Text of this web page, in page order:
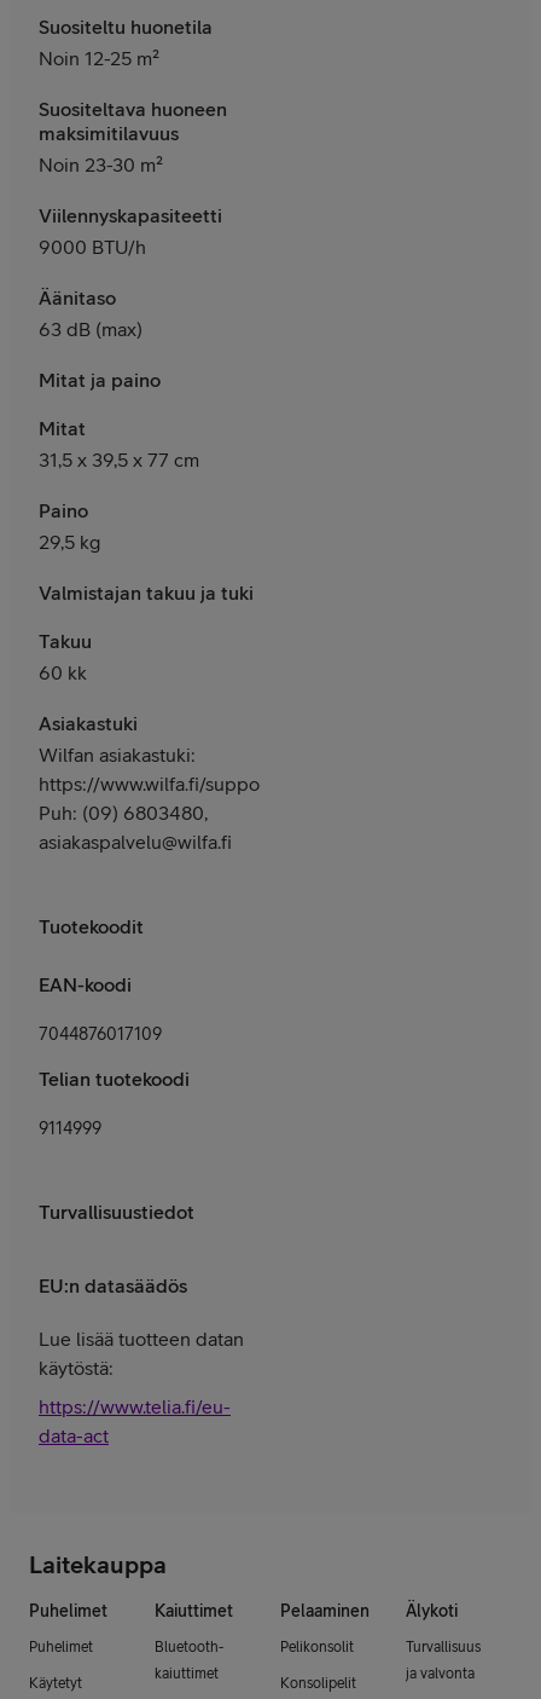
Suositeltu huonetila
Noin 12-25 m²
Suositeltava huoneen
maksimitilavuus
Noin 23-30 m²
Viilennyskapasiteetti
9000 BTU/h
Äänitaso
63 dB (max)
Mitat ja paino
Mitat
31,5 x 39,5 x 77 cm
Paino
29,5 kg
Valmistajan takuu ja tuki
Takuu
60 kk
Asiakastuki
Wilfan asiakastuki:
https://www.wilfa.fi/support/,
Puh: (09) 6803480,
asiakaspalvelu@wilfa.fi
Tuotekoodit
EAN-koodi
7044876017109
Telian tuotekoodi
9114999
Turvallisuustiedot
EU:n datasäädös
Lue lisää tuotteen datan
käytöstä:
https://www.telia.fi/eu-
data-act
Laitekauppa
Puhelimet
Puhelimet
Käytetyt
Kaiuttimet
Bluetooth-
kaiuttimet
Pelaaminen
Pelikonsolit
Konsolipelit
Älykoti
Turvallisuus
ja valvonta